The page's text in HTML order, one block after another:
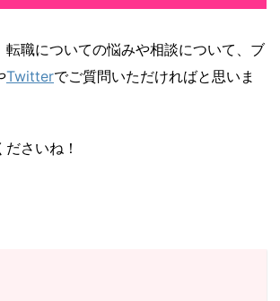
転職についての悩みや相談について、ブ
Twitterでご質問いただければと思いま
さいね！